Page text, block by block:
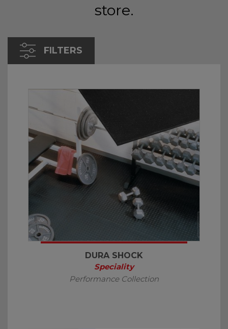
store.
FILTERS
DURA SHOCK
Speciality
Performance Collection